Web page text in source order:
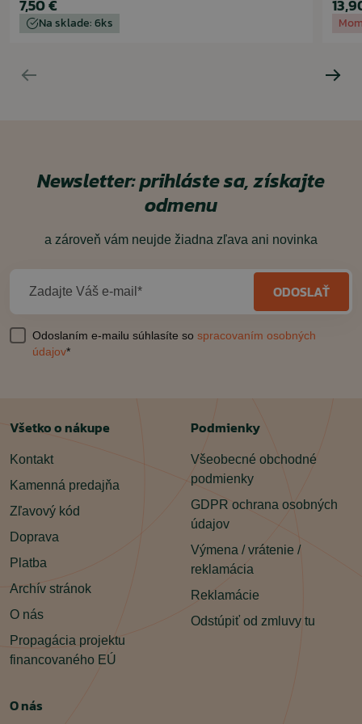
7,50 €
Na sklade: 6ks
Newsletter: prihláste sa, získajte
odmenu
a zároveň vám neujde žiadna zľava ani novinka
Zadajte Váš e-mail* ODOSLAŤ
Odoslaním e-mailu súhlasíte so spracovaním osobných
údajov*
Všetko o nákupe
Kontakt
Kamenná predajňa
Zľavový kód
Doprava
Platba
Archív stránok
O nás
Propagácia projektu
financovaného EÚ
Podmienky
Všeobecné obchodné
podmienky
GDPR ochrana osobných
údajov
Výmena / vrátenie /
reklamácia
Reklamácie
Odstúpiť od zmluvy tu
O nás